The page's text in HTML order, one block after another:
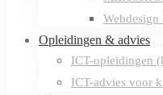
Opleidingen & advies
ICT-opleidingen
ICT-advies voor